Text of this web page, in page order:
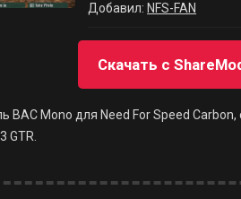
BAC Mono для Need For Speed Carbon,
GTR.
Добавил: NFS-FAN
Скачать с